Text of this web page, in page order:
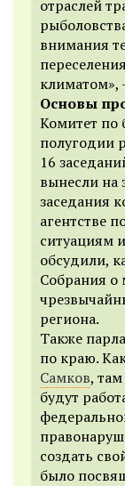
отраслей
внимания
климатом»,
Основы
Комитет по
полугодии
16
вынесли на
заседания
агентстве
ситуациям
обсудили,
Собрания о
региона.
Также
по краю.
Самков,
будут
создать
было